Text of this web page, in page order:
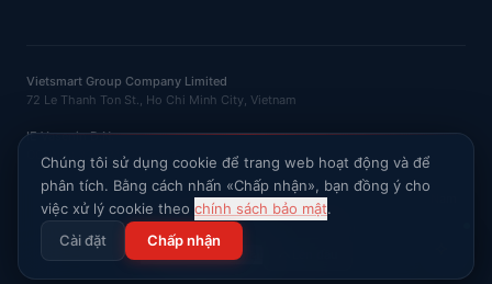
Vietsmart Group Company Limited
72 Le Thanh Ton St., Ho Chi Minh City, Vietnam
IE Vasenin D.N.
OGRNIP
: 320121500016132 · INN : 120702520581
© VietSmart.
Chính sách bảo mật
Hỏi AI về thị trường Việt Nam
Chúng tôi sử dụng cookie để trang web hoạt động và để
phân tích. Bằng cách nhấn «Chấp nhận», bạn đồng ý cho
việc xử lý cookie theo chính sách bảo mật.
Cài đặt
Chấp nhận